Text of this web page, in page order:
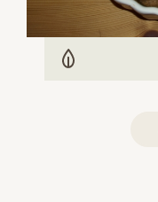
Vegetarisch